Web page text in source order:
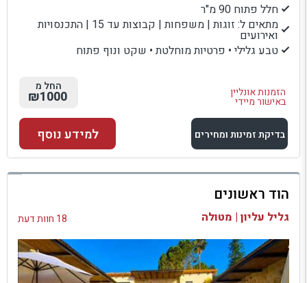
חלל פתוח 90 מ"ר
מתאים ל: זוגות | משפחות | קבוצות עד 15 | התכנסויות
ואירועים
טבע גלילי • פרטיות מוחלטת • שקט ונוף פתוח
הזמנות אונליין
באישור מיידי
החל מ
₪1000
בדיקת זמינות ומחירים
למתחם זה
בדיקת זמינות ומחירים
למידע נוסף
הוד ראשונים
גליל עליון | מטולה 18 חוות דעת